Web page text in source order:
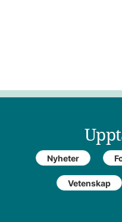
Nyheter
Vetenskap